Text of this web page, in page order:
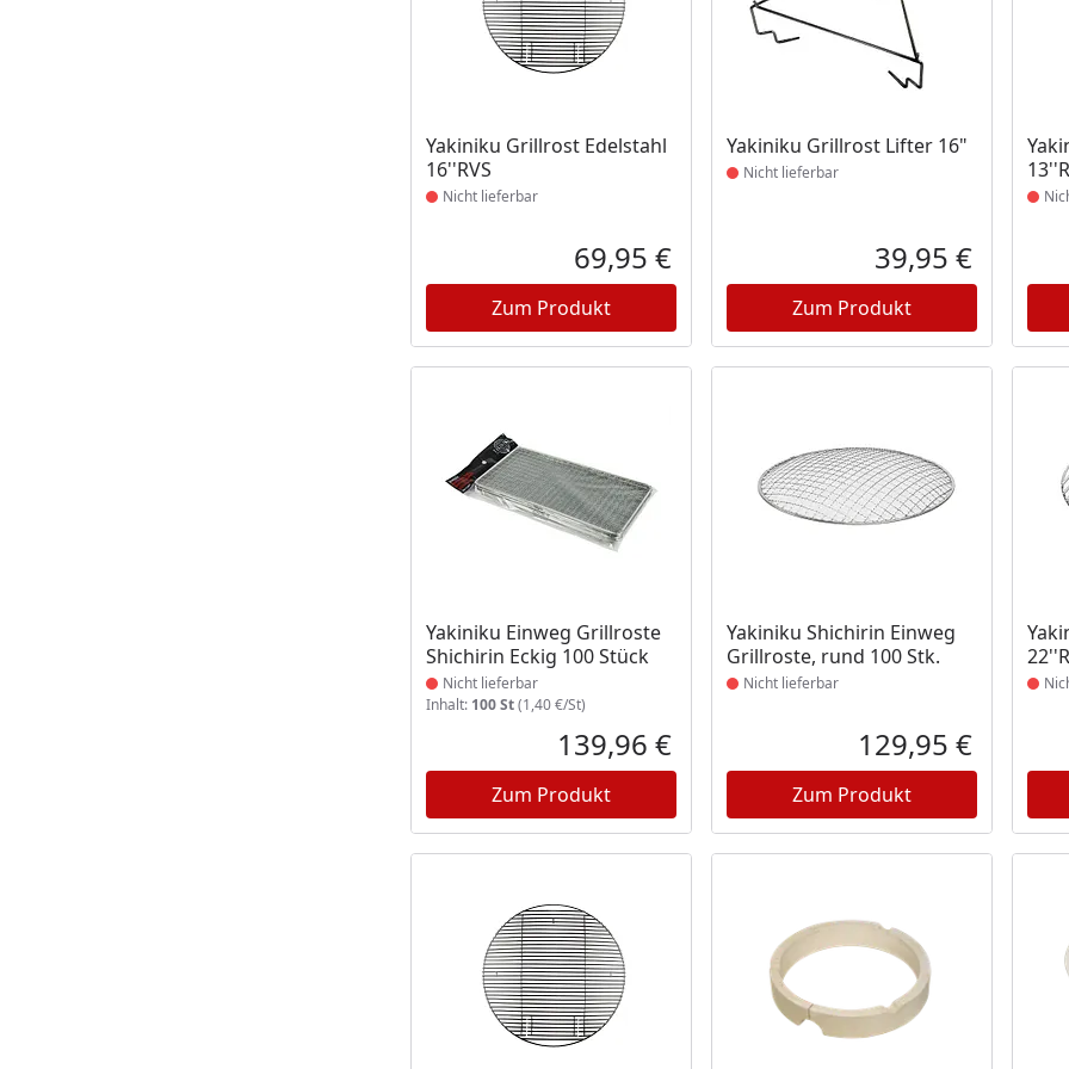
Yakiniku Grillrost Edelstahl
16''RVS
Produkt nicht lieferbar
Nicht lieferbar
Aktueller Preis
69,95 €
Zum Produkt
Yakiniku Grillrost Lifter 16"
Produkt nicht lieferbar
Nicht lieferbar
Aktueller
39,95 €
Zum Produkt
Yakiniku Einweg Grillroste
Shichirin Eckig 100 Stück
Produkt nicht lieferbar
Nicht lieferbar
Inhalt: 100 St(1,40 €/St)
Aktueller Preis
139,96 €
Zum Produkt
Yakiniku Shichirin Einweg
Grillroste, rund 100 Stk.
Produkt nicht lieferbar
Nicht lieferbar
Aktueller
129,95 €
Zum Produkt